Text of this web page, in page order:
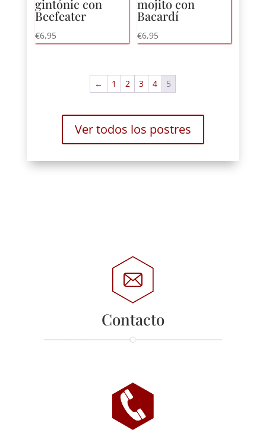
gintónic con
Beefeater
€6,95
mojito con
Bacardí
€6,95
← 1 2 3 4 5
Ver todos los postres
Contacto